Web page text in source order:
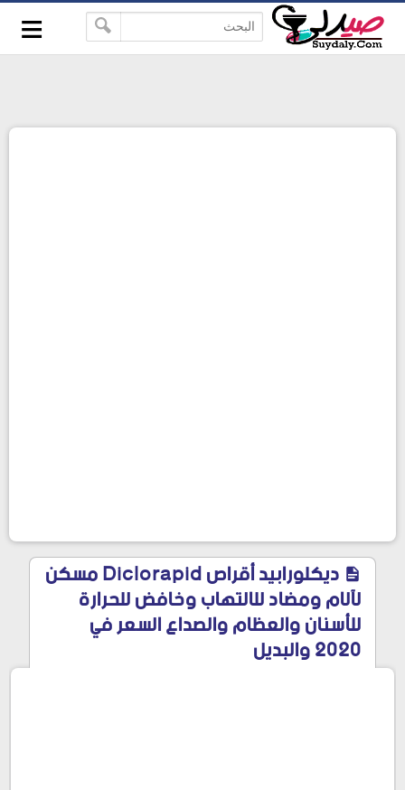
-->
google-site-verification=pbBDctPvwZJkSEHg2-
vmZ_yu86_9u3jQJgGN9H2FF9w
≡
ديكلورابيد أقراص Diclorapid مسكن
لآلام ومضاد للالتهاب وخافض للحرارة
للأسنان والعظام والصداع السعر في
2020 والبديل